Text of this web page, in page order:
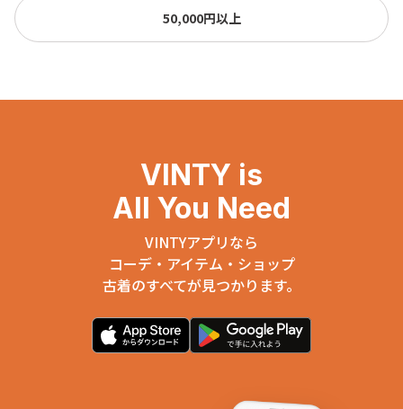
50,000円以上
VINTY is
All You Need
VINTYアプリなら
コーデ・アイテム・ショップ
古着のすべてが見つかります。